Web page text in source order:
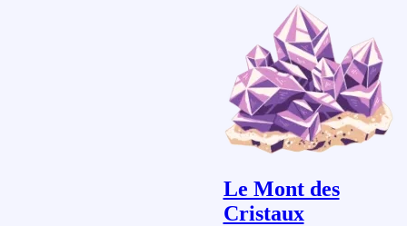
Le Mont des
Cristaux